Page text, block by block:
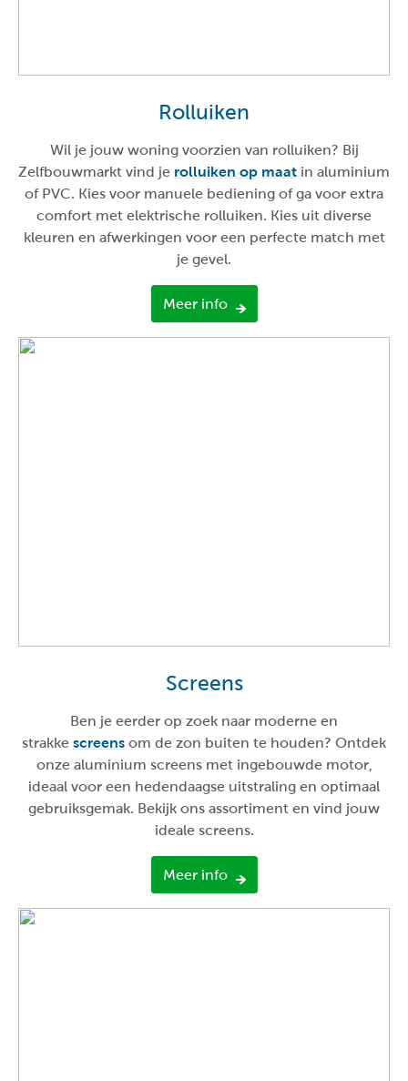
Rolluiken
Wil je jouw woning voorzien van rolluiken? Bij
Zelfbouwmarkt vind je rolluiken op maat in aluminium
of PVC. Kies voor manuele bediening of ga voor extra
comfort met elektrische rolluiken. Kies uit diverse
kleuren en afwerkingen voor een perfecte match met
je gevel.
Meer info
Screens
Ben je eerder op zoek naar moderne en
strakke screens om de zon buiten te houden? Ontdek
onze aluminium screens met ingebouwde motor,
ideaal voor een hedendaagse uitstraling en optimaal
gebruiksgemak. Bekijk ons assortiment en vind jouw
ideale screens.
Meer info